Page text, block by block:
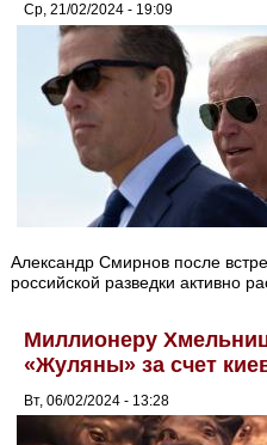
Ср, 21/02/2024 - 19:09
Александр Смирнов после
российской разведки активно
Миллионеру
«Жуляны» за счет
Вт, 06/02/2024 - 13:28